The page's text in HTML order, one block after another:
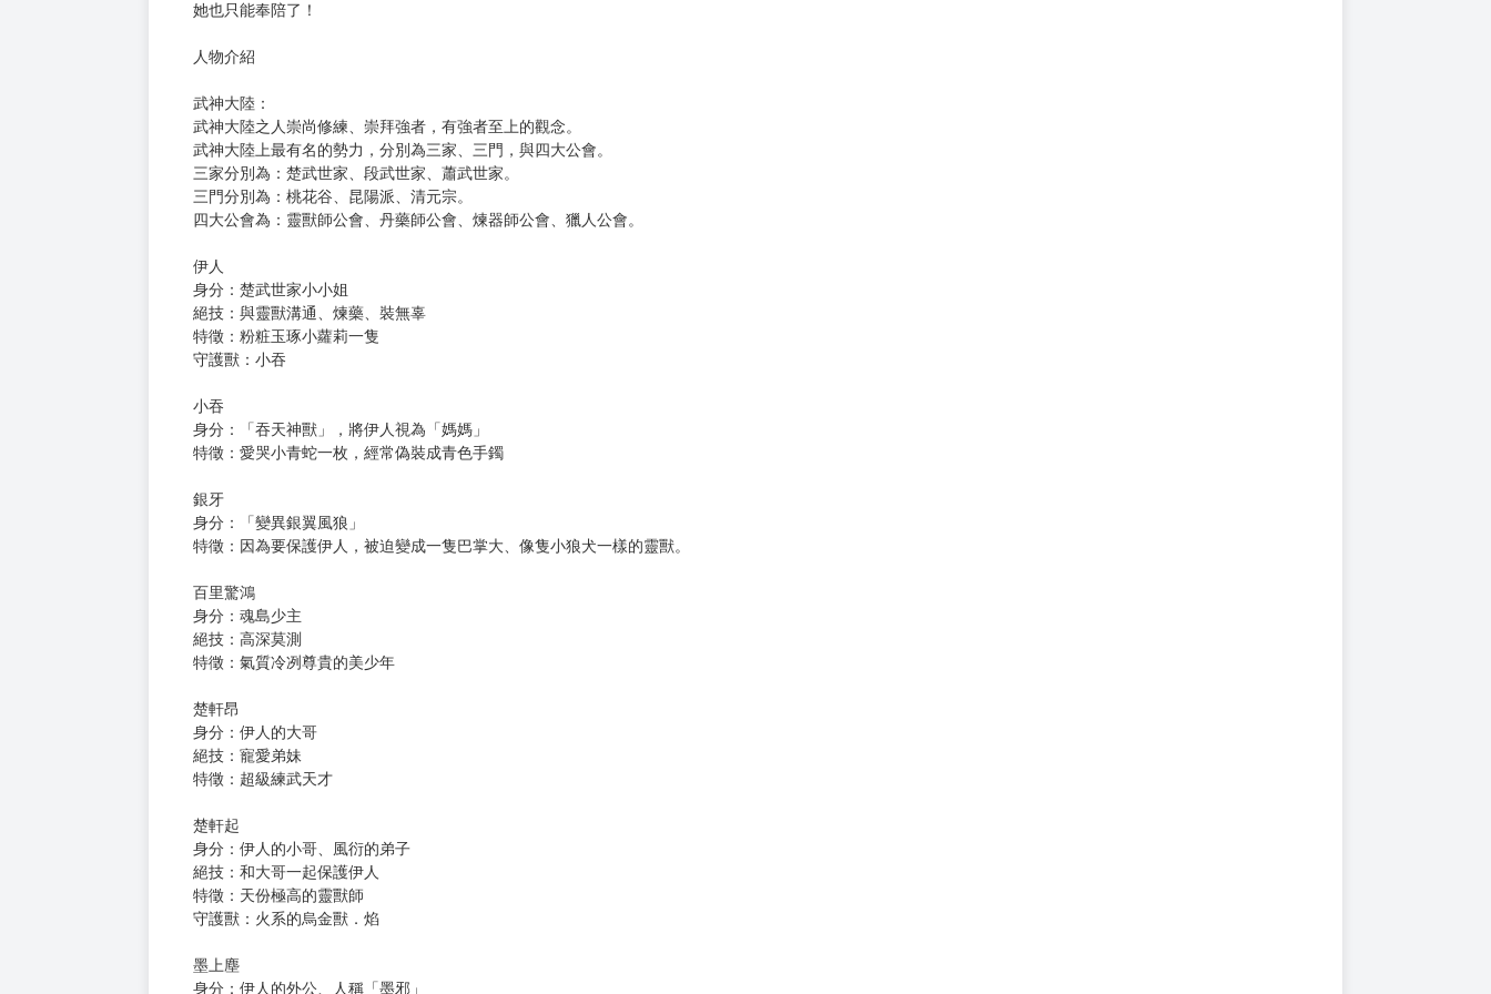
這一直囚禁神蠶的神蠶堡緊張，也是可以理解的啦！
這神蠶堡大小姐也太不聰明，
還運氣非常不好的被驚鴻撞個正著，
順手幫她討回之前被欺負的本金加利息，
偏偏這家人還真是不識相，
大小姐都吃了悶虧了，大少爺還敢上門找碴？
其實她一直都很低調的，但是人家不讓她低調，
人物介紹
武神大陸：
武神大陸之人崇尚修練、崇拜強者，有強者至上的觀念。
三家分別為：楚武世家、段武世家、蕭武世家。
三門分別為：桃花谷、昆陽派、清元宗。
四大公會為：靈獸師公會、丹藥師公會、煉器師公會、獵人公會。
伊人
身分：楚武世家小小姐
絕技：與靈獸溝通、煉藥、裝無辜
守護獸：小吞
小吞
身分：「吞天神獸」，將伊人視為「媽媽」
銀牙
身分：「變異銀翼風狼」
特徵：因為要保護伊人，被迫變成一隻巴掌大、像隻小狼犬一樣的靈獸。
百里驚鴻
身分：魂島少主
絕技：高深莫測
特徵：氣質冷冽尊貴的美少年
身分：伊人的大哥
絕技：寵愛弟妹